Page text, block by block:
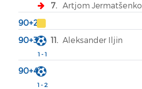
7. Artjom Jermatšenko
90+2′
90+3′
11. Aleksander Iljin
1 - 1
90+4′
1 - 2